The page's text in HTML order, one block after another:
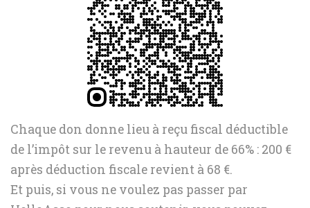
Chaque don donne lieu à reçu fiscal déductible
de l’impôt sur le revenu à hauteur de 66% : 200 €
après déduction fiscale revient à 68 €.
Et puis, si vous ne voulez pas passer par